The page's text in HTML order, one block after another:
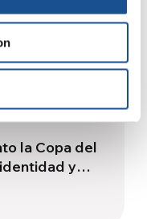
la Paz, un
la Copa del
y
terreno